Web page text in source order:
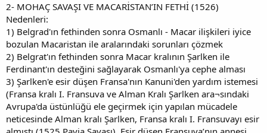
2- MOHAÇ SAVAŞI VE MACARİSTAN’IN FETHİ (1526)
Nedenleri:
1) Belgrad'ın fethinden sonra Osmanlı - Macar ilişkileri iyice
bozulan Macaristan ile aralarındaki sorunları çözmek
2) Belgrat'ın fethinden sonra Macar kralının Şarlken ile
Ferdinant'ın desteğini sağlayarak Osmanlı'ya cephe alması
3) Şarlken'e esir düşen Fransa'nın Kanuni'den yardım istemesi
(Fransa kralı I. Fransuva ve Alman Kralı Şarlken ara¬sındaki
Avrupa'da üstünlüğü ele geçirmek için yapılan mücadele
neticesinde Alman kralı Şarlken, Fransa kralı I. Fransuvayı esir